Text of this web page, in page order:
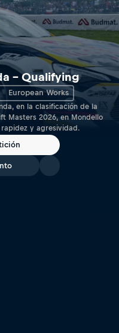
– Qualifying
European Works
en la clasificación de la
Masters 2026, en Mondello
y agresividad.